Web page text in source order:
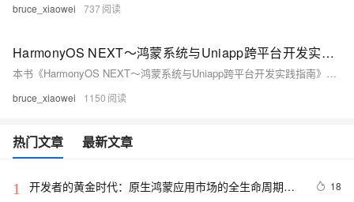
bruce_xiaowei 737
HarmonyOS NEXT～鸿蒙系统与Uniapp跨平台开发实践指南
本书《HarmonyOS NEXT～鸿蒙系统与Uniapp跨平台开发实践指南》深入探讨了华为鸿蒙系统（HarmonyOS）与Uniapp框架的融合应用。书中首先介绍了鸿蒙系统的分布式架构特点及其原子化服务理念，随后详细讲解了Uniapp在鸿蒙环境下的适配方案，包括开发环境配置、特有配置项设置以及条件编译调用鸿蒙原生能力的方法。此外，还提供了界面适配策略、性能优化建议及调试发布流程，帮助开发者高效构建多端协同应用。最后展望了鸿蒙生态未来的发展方向，如ArkUI-X的深度集成和全新API能力的应用前景。
bruce_xiaowei 1150
热门文章 最新文章
1
开发者的黄金时代：原生鸿蒙应用市场的全生命周期服
18